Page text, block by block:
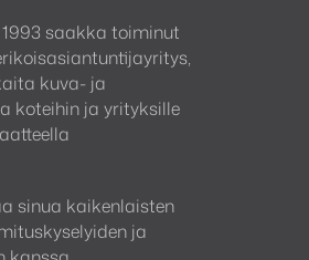
yltää jopa 104 dB
puhtia riittää. Tämä G – sarjan
saakka toiminut
kuva- ja
koteihin ja yrityksille
sinua kaikenlaisten
ja